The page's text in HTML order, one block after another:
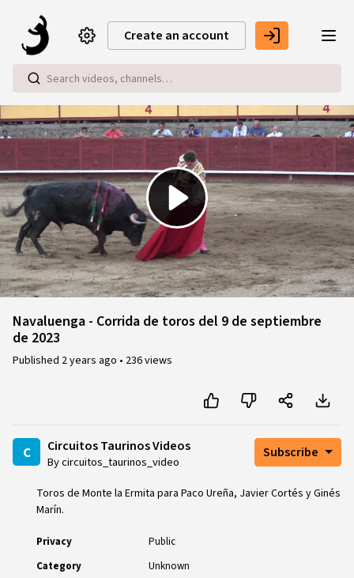
Create an account
Play
Video
Navaluenga - Corrida de toros del 9 de septiembre
de 2023
Published 2 years ago • 236 views
c Circuitos Taurinos Videos
By circuitos_taurinos_video
Subscribe
Toros de Monte la Ermita para Paco Ureña, Javier Cortés y Ginés
Marín.
Privacy
Public
Category
Unknown